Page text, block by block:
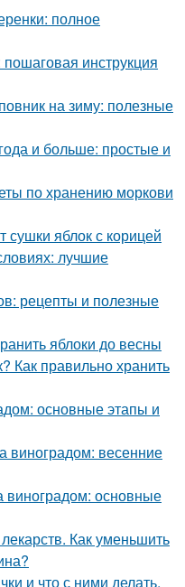
полное
инструкция
на зиму: полезные
и больше: простые и
по хранению моркови
яблок с корицей
лучшие
рецепты и полезные
яблоки до весны
Как правильно хранить
основные этапы и
виноградом: весенние
виноградом: основные
Как уменьшить
и что с ними делать.